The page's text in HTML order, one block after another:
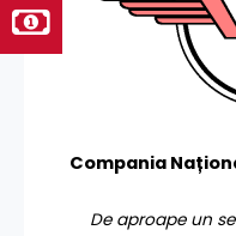
Compania
De aproape un